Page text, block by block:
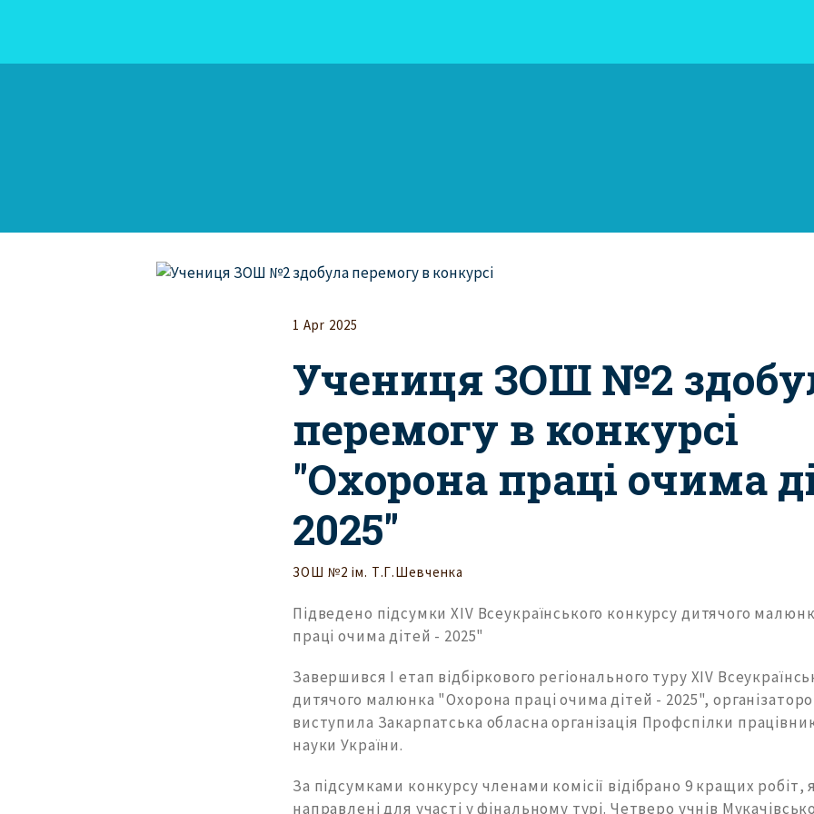
1 Apr 2025
Учениця ЗОШ №2
перемогу в конкурсі
"Охорона праці очима
2025"
ЗОШ №2 ім. Т.Г.Шевченка
Підведено підсумки XIV Всеукраїнського конкурсу дитячого
праці очима дітей - 2025"
Завершився І етап відбіркового регіонального туру XIV
дитячого малюнка "Охорона праці очима дітей - 2025",
виступила Закарпатська обласна організація Профспілки
науки України.
За підсумками конкурсу членами комісії відібрано 9 кращих робіт,
направлені для участі у фінальному турі. Четверо учнів